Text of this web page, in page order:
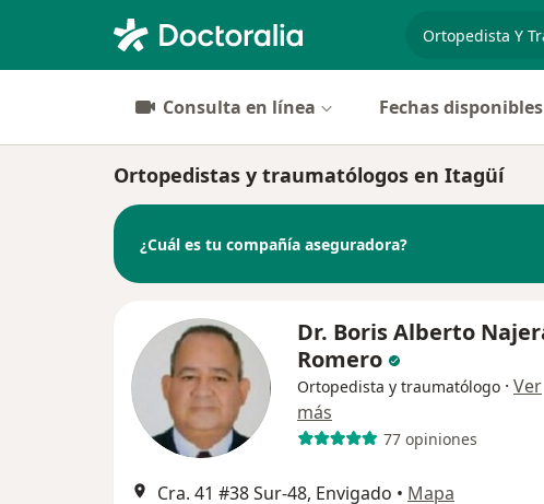
especialidad,
Consulta en línea Fechas disponibles
Ortopedistas y traumatólogos en Itagüí
¿Cuál es tu compañía aseguradora?
Dr. Boris Alberto
Romero
Ortopedista y traumatólogo · Ver
más
77 opiniones
Cra. 41 #38 Sur-48, Envigado • Mapa